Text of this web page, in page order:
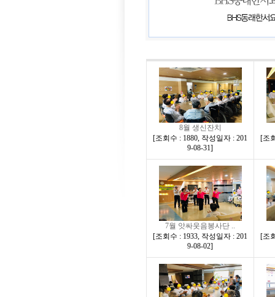
8월 생신잔치
[조회수 : 1880, 작성일자 : 201
9-08-31]
[조
7월 앗싸웃음봉사단 ..
[조회수 : 1933, 작성일자 : 201
9-08-02]
[조